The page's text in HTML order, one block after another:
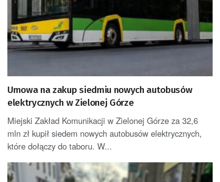
Umowa na zakup siedmiu nowych autobusów
elektrycznych w Zielonej Górze
Miejski Zakład Komunikacji w Zielonej Górze za 32,6
mln zł kupił siedem nowych autobusów elektrycznych,
które dołączy do taboru. W...